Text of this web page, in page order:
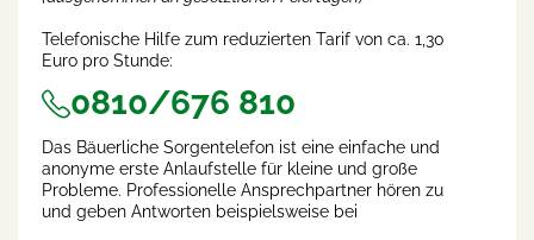
Telefonische Hilfe zum reduzierten Tarif von ca. 1,30
Euro pro Stunde:
0810/676 810
Das Bäuerliche Sorgentelefon ist eine einfache und
anonyme erste Anlaufstelle für kleine und große
Probleme. Professionelle Ansprechpartner hören zu
und geben Antworten beispielsweise bei